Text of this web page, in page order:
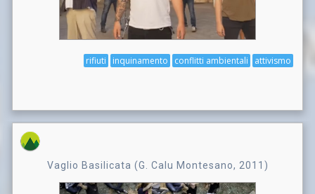
attivismo
conflitti ambientali
inquinamento
rifiuti
Vaglio Basilicata (G. Calu Montesano, 2011)